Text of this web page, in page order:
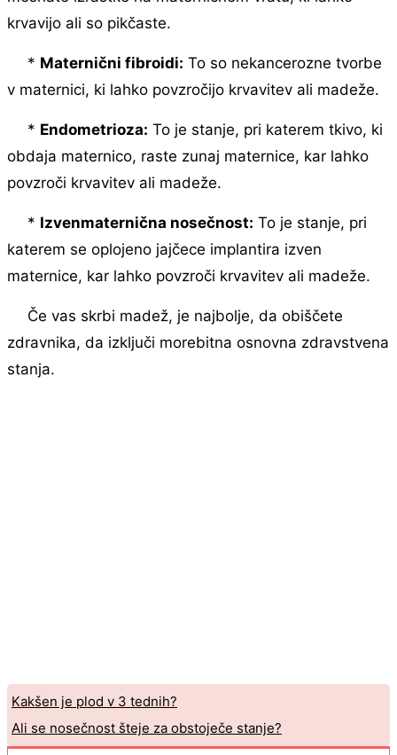
krvavijo ali so pikčaste.
* Maternični fibroidi: To so nekancerozne tvorbe
v maternici, ki lahko povzročijo krvavitev ali madeže.
* Endometrioza: To je stanje, pri katerem tkivo, ki
obdaja maternico, raste zunaj maternice, kar lahko
povzroči krvavitev ali madeže.
* Izvenmaternična nosečnost: To je stanje, pri
katerem se oplojeno jajčece implantira izven
maternice, kar lahko povzroči krvavitev ali madeže.
Če vas skrbi madež, je najbolje, da obiščete
zdravnika, da izključi morebitna osnovna zdravstvena
stanja.
Kakšen je plod v 3 tednih?
Ali se nosečnost šteje za obstoječe stanje?